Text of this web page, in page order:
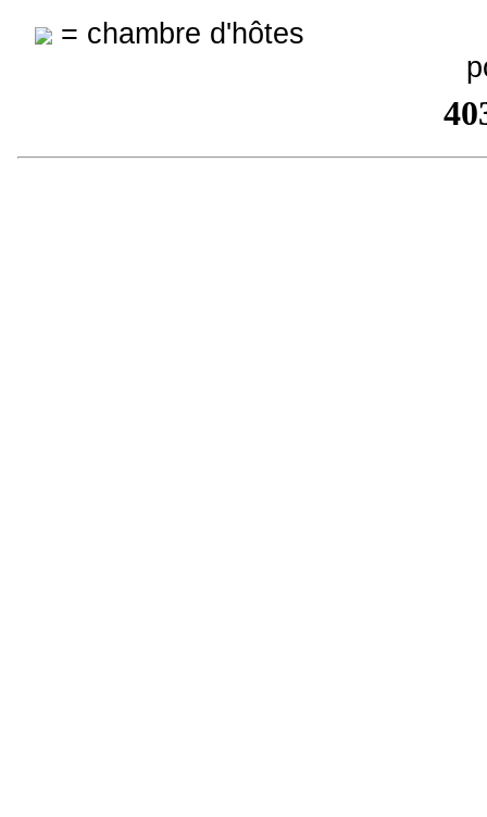
= chambre d'hôtes